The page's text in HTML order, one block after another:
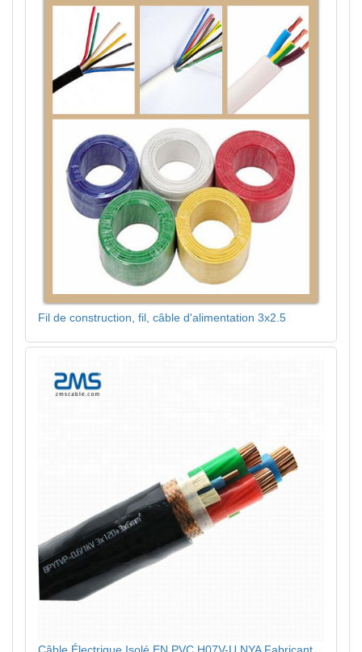
Fil de construction, fil, câble d'alimentation 3x2.5
Câble Électrique Isolé EN PVC H07V-U NYA Fabricant